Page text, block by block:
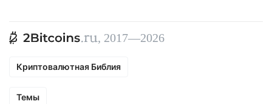
, 2017—2026
Криптовалютная Библия
Темы